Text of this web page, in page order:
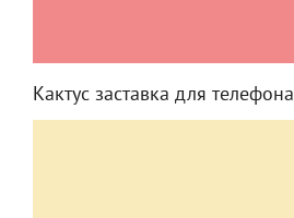
Кактус заставка для телефона